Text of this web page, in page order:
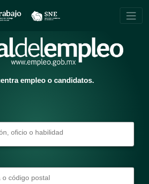
empleo o candidatos.